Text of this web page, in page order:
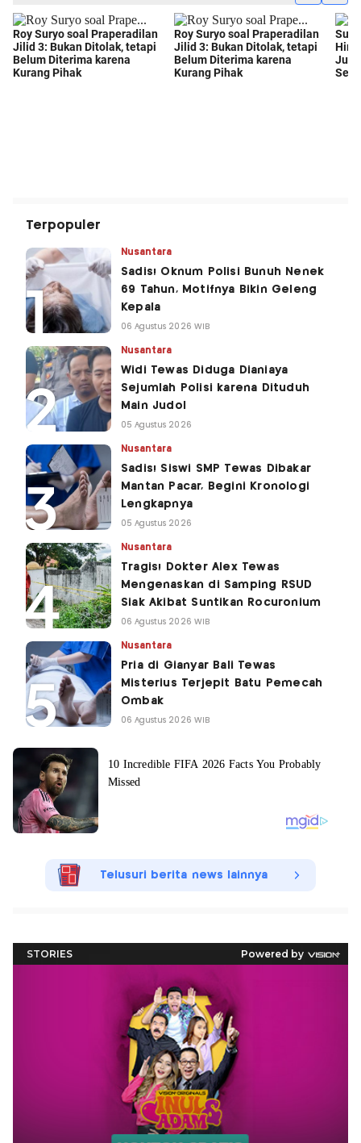
Terpopuler
Nusantara
Sadis! Oknum Polisi Bunuh Nenek
69 Tahun, Motifnya Bikin Geleng
Kepala
06 Agustus 2026 WIB
Nusantara
Widi Tewas Diduga Dianiaya
Sejumlah Polisi karena Dituduh
Main Judol
05 Agustus 2026
Nusantara
Sadis! Siswi SMP Tewas Dibakar
Mantan Pacar, Begini Kronologi
Lengkapnya
05 Agustus 2026
Nusantara
Tragis! Dokter Alex Tewas
Mengenaskan di Samping RSUD
Siak Akibat Suntikan Rocuronium
06 Agustus 2026 WIB
Nusantara
Pria di Gianyar Bali Tewas
Misterius Terjepit Batu Pemecah
Ombak
06 Agustus 2026 WIB
Telusuri berita news lainnya